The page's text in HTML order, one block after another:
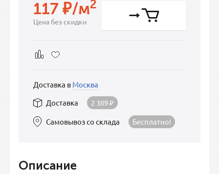
117 ₽/м2
Цена без скидки
Доставка в Москва
Доставка
2 389₽
Самовывоз со склада Бесплатно!
Описание